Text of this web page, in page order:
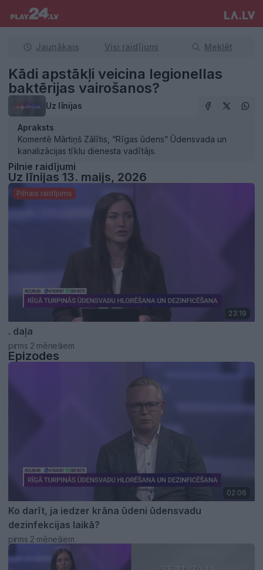
Jaunākais Visi raidījumi Meklēt
Kādi apstākļi veicina legionellas
baktērijas vairošanos?
Uz līnijas
Apraksts
Komentē Mārtiņš Zālītis, “Rīgas ūdens” Ūdensvada un
kanalizācijas tīklu dienesta vadītājs.
Pilnie raidījumi
Uz līnijas 13. maijs, 2026
Pilnais raidījums
23:19
. daļa
pirms 2 mēnešiem
Epizodes
02:06
Ko darīt, ja iedzer krāna ūdeni ūdensvadu
dezinfekcijas laikā?
pirms 2 mēnešiem